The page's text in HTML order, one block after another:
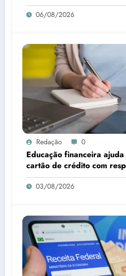
06/08/2026
Redação 0
Educação financeira
cartão de crédito com
03/08/2026